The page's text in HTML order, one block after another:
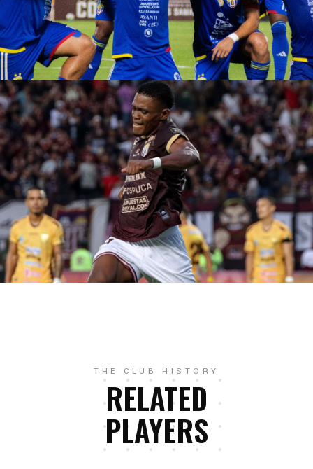
THE CLUB HISTORY
RELATED
PLAYERS